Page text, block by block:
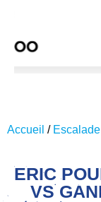
Accueil /
ERIC
VS